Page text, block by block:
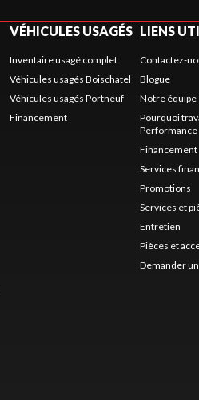
VÉHICULES USAGÉS
Inventaire usagé complet
Véhicules usagés Boischatel
Véhicules usagés Portneuf
Financement
LIENS
Contactez-
Blogue
Notre équipe
Pourquoi
Performance
Financement
Services
Promotions
Services et
Entretien
Pièces et
Demander